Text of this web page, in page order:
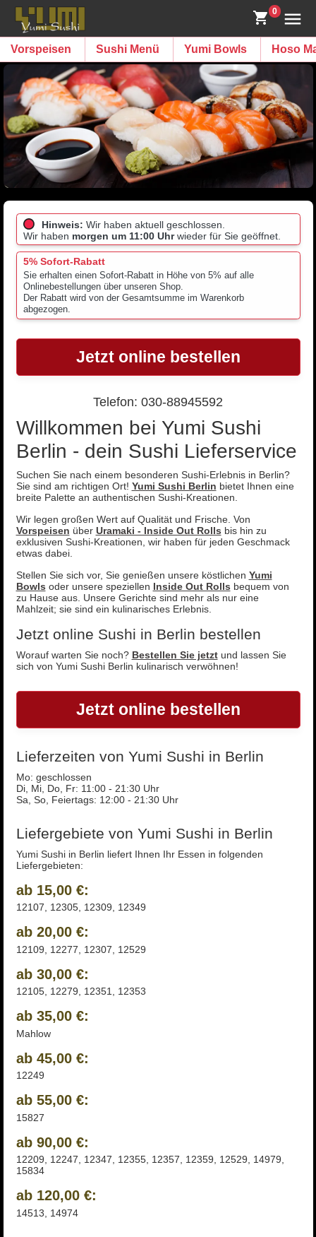
0
Vorspeisen Sushi Menü Yumi Bowls Hoso
Hinweis: Wir haben aktuell geschlossen.
Wir haben morgen um 11:00 Uhrwieder für Sie geöffnet.
5% Sofort-Rabatt
Sie erhalten einen Sofort-Rabatt in Höhe von 5% auf alle
Onlinebestellungen über unseren Shop.
Der Rabatt wird von der Gesamtsumme im Warenkorb
abgezogen.
Jetzt online bestellen
Telefon: 030-88945592
Willkommen bei Yumi Sushi
Berlin - dein Sushi Lieferservice
Suchen Sie nach einem besonderen Sushi-Erlebnis in Berlin?
Sie sind am richtigen Ort! Yumi Sushi Berlin bietet Ihnen eine
breite Palette an authentischen Sushi-Kreationen.
Wir legen großen Wert auf Qualität und Frische. Von
Vorspeisen über Uramaki - Inside Out Rolls bis hin zu
exklusiven Sushi-Kreationen, wir haben für jeden Geschmack
etwas dabei.
Stellen Sie sich vor, Sie genießen unsere köstlichen Yumi
Bowls oder unsere speziellen Inside Out Rolls bequem von
zu Hause aus. Unsere Gerichte sind mehr als nur eine
Mahlzeit; sie sind ein kulinarisches Erlebnis.
Jetzt online Sushi in Berlin bestellen
Worauf warten Sie noch? Bestellen Sie jetztund lassen Sie
sich von Yumi Sushi Berlin kulinarisch verwöhnen!
Jetzt online bestellen
Lieferzeiten von Yumi Sushi in Berlin
Mo: geschlossen
Di, Mi, Do, Fr: 11:00 - 21:30 Uhr
Sa, So, Feiertags: 12:00 - 21:30 Uhr
Liefergebiete von Yumi Sushi in Berlin
Yumi Sushi in Berlin liefert Ihnen Ihr Essen in folgenden
Liefergebieten:
ab 15,00 €:
12107, 12305, 12309, 12349
ab 20,00 €:
12109, 12277, 12307, 12529
ab 30,00 €:
12105, 12279, 12351, 12353
ab 35,00 €:
Mahlow
ab 45,00 €:
12249
ab 55,00 €:
15827
ab 90,00 €:
12209, 12247, 12347, 12355, 12357, 12359, 12529, 14979,
15834
ab 120,00 €:
14513, 14974